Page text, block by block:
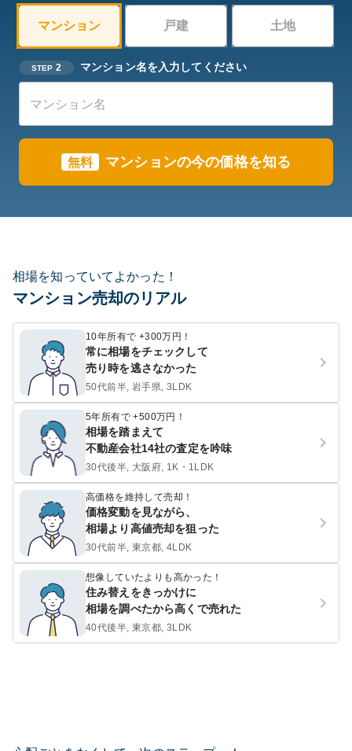
マンション 戸建 土地
STEP 2 マンション名を入力してください
無料 マンションの今の価格を知る
相場を知っていてよかった！
マンション売却のリアル
10年所有で +300万円！
常に相場をチェックして
売り時を逃さなかった
50代前半, 岩手県, 3LDK
5年所有で +500万円！
相場を踏まえて
不動産会社14社の査定を吟味
30代後半, 大阪府, 1K・1LDK
高価格を維持して売却！
価格変動を見ながら、
相場より高値売却を狙った
30代前半, 東京都, 4LDK
想像していたよりも高かった！
住み替えをきっかけに
相場を調べたから高くで売れた
40代後半, 東京都, 3LDK